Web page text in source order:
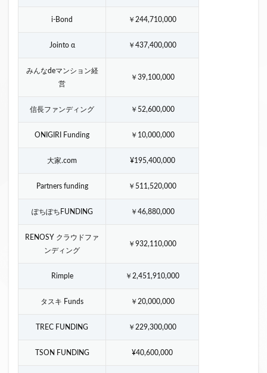
i-Bond ￥244,710,000
Jointo α ￥437,400,000
みんなdeマンション経
営
￥39,100,000
信長ファンディング ￥52,600,000
ONIGIRI Funding ￥10,000,000
大家.com ¥195,400,000
Partners funding ￥511,520,000
ぽちぽちFUNDING ￥46,880,000
RENOSY クラウドファ
ンディング
￥932,110,000
Rimple ￥2,451,910,000
タスキ Funds ￥20,000,000
TREC FUNDING ￥229,300,000
TSON FUNDING ¥40,600,000